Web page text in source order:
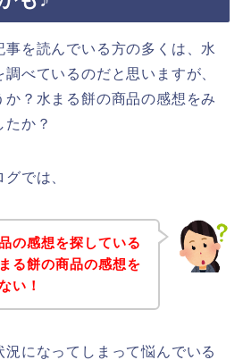
事を読んでいる方の多くは、水
べているのだと思いますが、
か？水まる餅の商品の感想をみ
か？
では、
の感想を探している
る餅の商品の感想を
い！
況になってしまって悩んでいる